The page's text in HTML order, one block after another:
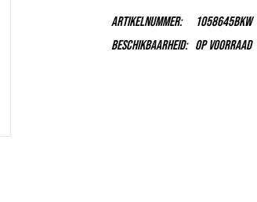
Artikelnummer:
1058645BKW
Beschikbaarheid: Op voorraad